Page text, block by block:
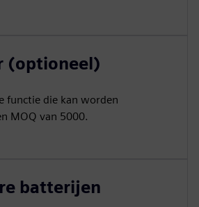
(optioneel)
functie die kan worden
MOQ van 5000.
batterijen